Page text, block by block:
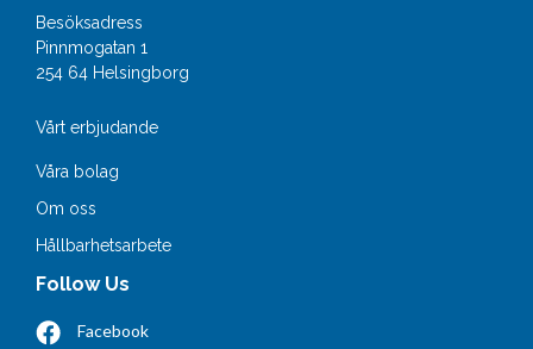
Besöksadress
Pinnmogatan 1
254 64 Helsingborg
Vårt erbjudande
Våra bolag
Om oss
Hållbarhetsarbete
Follow Us
Facebook